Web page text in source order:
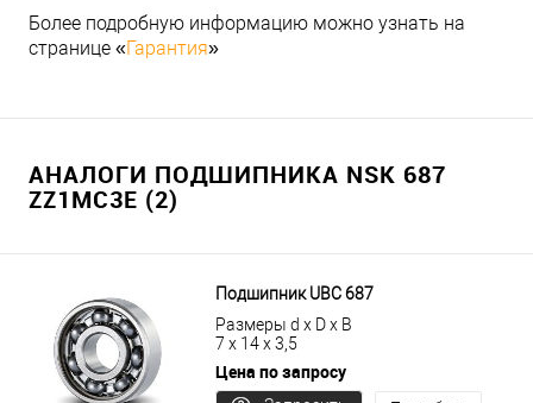
Более подробную информацию можно узнать на
странице «Гарантия»
АНАЛОГИ ПОДШИПНИКА NSK 687
ZZ1MC3E (2)
Подшипник UBC 687
Размеры d x D x B
7 x 14 x 3,5
Цена по запросу